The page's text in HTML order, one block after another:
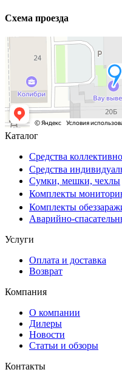
Схема проезда
Каталог
Средства
Средства
Сумки, мешки, чехлы
Комплекты
Комплекты
Аварийно-
Услуги
Оплата и доставка
Возврат
Компания
О компании
Дилеры
Новости
Статьи и обзоры
Контакты